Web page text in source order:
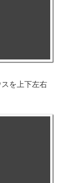
を上下左右